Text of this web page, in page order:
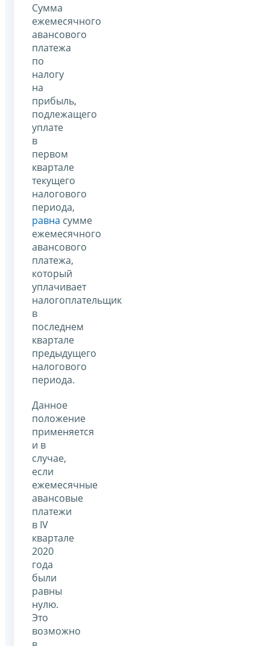
Сумма
ежемесячного
авансового
платежа
по
налогу
на
прибыль,
подлежащего
уплате
в
первом
квартале
текущего
налогового
периода,
равна сумме
ежемесячного
авансового
платежа,
который
уплачивает
налогоплательщик
в
последнем
квартале
предыдущего
налогового
периода.
Данное
положение
применяется
и в
случае,
если
ежемесячные
авансовые
платежи
в IV
квартале
2020
года
были
равны
нулю.
Это
возможно